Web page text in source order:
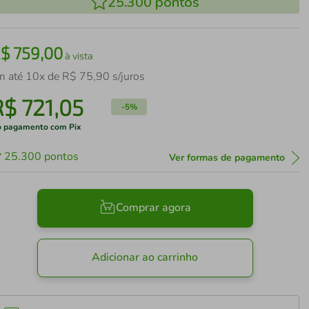
759,00à vista
até 10x de R$ 75,90 s/juros
721,05 -5%
pagamento com Pix
25.300 pontos Ver formas de pagamento
Comprar agora
Adicionar ao carrinho